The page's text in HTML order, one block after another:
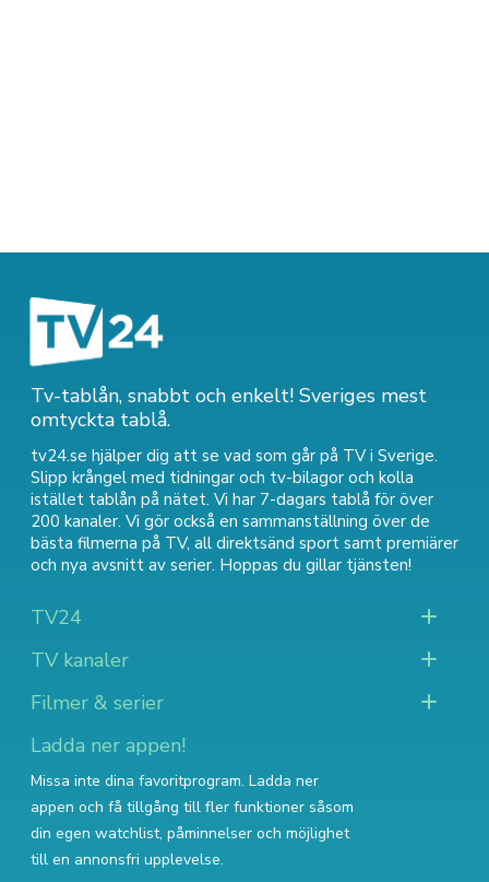
Tv-tablån, snabbt och enkelt! Sveriges mest
omtyckta tablå.
tv24.se hjälper dig att se vad som går på TV i Sverige.
Slipp krångel med tidningar och tv-bilagor och kolla
istället tablån på nätet. Vi har 7-dagars tablå för över
200 kanaler. Vi gör också en sammanställning över de
bästa filmerna på TV, all direktsänd sport samt premiärer
och nya avsnitt av serier. Hoppas du gillar tjänsten!
TV24
TV kanaler
Filmer & serier
Ladda ner appen!
Missa inte dina favoritprogram. Ladda ner
appen och få tillgång till fler funktioner såsom
din egen watchlist, påminnelser och möjlighet
till en annonsfri upplevelse.